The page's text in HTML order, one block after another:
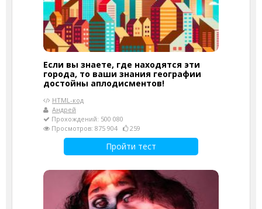
Если вы знаете, где находятся эти
города, то ваши знания географии
достойны аплодисментов!
HTML-код
Андрей
Прохождений: 500 080
Просмотров: 875 904
259
Пройти тест